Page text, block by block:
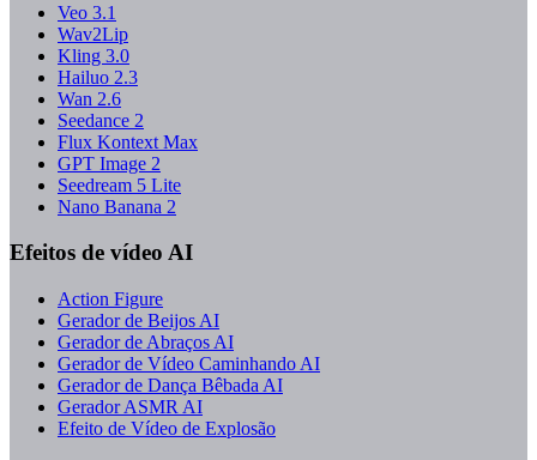
Veo 3.1
Wav2Lip
Kling 3.0
Hailuo 2.3
Wan 2.6
Seedance 2
Flux Kontext Max
GPT Image 2
Seedream 5 Lite
Nano Banana 2
Efeitos de vídeo AI
Action Figure
Gerador de Beijos AI
Gerador de Abraços AI
Gerador de Vídeo Caminhando AI
Gerador de Dança Bêbada AI
Gerador ASMR AI
Efeito de Vídeo de Explosão